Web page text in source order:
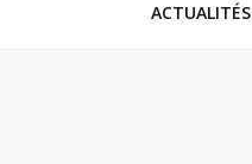
ACTUALITÉS